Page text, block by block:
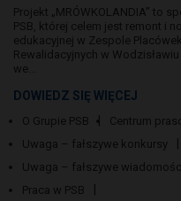
Projekt „MRÓWKOLANDIA” to
PSB, której celem jest remont i
edukacyjnej w Zespole
Rewalidacyjnych w
we...
DOWIEDZ SIĘ WIĘCEJ
O Grupie PSB Centrum
Uwaga – fałszywe konkursy
Uwaga – fałszywe
Praca w PSB